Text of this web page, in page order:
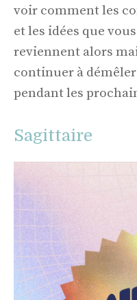
voir comment les
et les idées que
reviennent alors
continuer à
pendant les
Sagittaire